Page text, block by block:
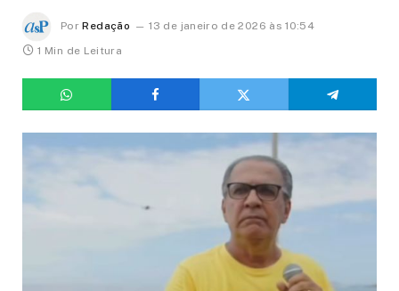
Por Redação
13 de janeiro de 2026 às 10:54
1 Min de Leitura